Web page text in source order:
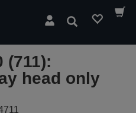
Pesquisar
(711):
head only